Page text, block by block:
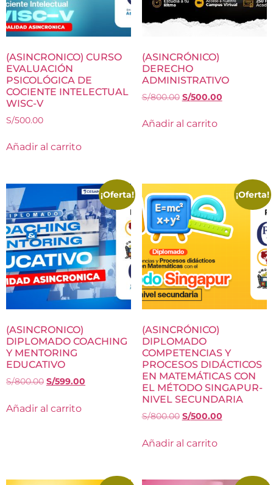
(ASINCRONICO) CURSO
EVALUACIÓN
PSICOLÓGICA DE
COCIENTE INTELECTUAL
WISC-V
S/500.00
Añadir al carrito
(ASINCRÓNICO)
DERECHO
ADMINISTRATIVO
S/800.00 S/500.00
Añadir al carrito
¡Oferta!
(ASINCRONICO)
DIPLOMADO COACHING
Y MENTORING
EDUCATIVO
S/800.00 S/599.00
Añadir al carrito
¡Oferta!
(ASINCRÓNICO)
DIPLOMADO
COMPETENCIAS Y
PROCESOS DIDÁCTICOS
EN MATEMÁTICAS CON
EL MÉTODO SINGAPUR-
NIVEL SECUNDARIA
S/800.00 S/500.00
Añadir al carrito